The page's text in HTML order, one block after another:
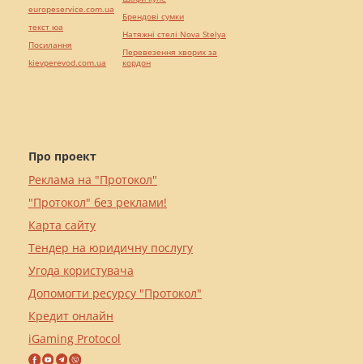
Про проект
Реклама на "Протокол"
"Протокол" без реклами!
Карта сайту
Тендер на юридичну послугу
Угода користувача
Допомогти ресурсу "Протокол"
Кредит онлайн
iGaming Protocol
europeservice.com.ua
текст юа
Посилання
kievperevod.com.ua
Брендові сумки
Натяжні стелі Nova Stelya
Перевезення хворих за
кордон